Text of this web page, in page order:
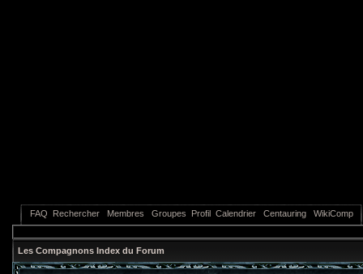
FAQ Rechercher Membres Groupes Profil Calendrier Centauring WikiComp
Les Compagnons Index du Forum